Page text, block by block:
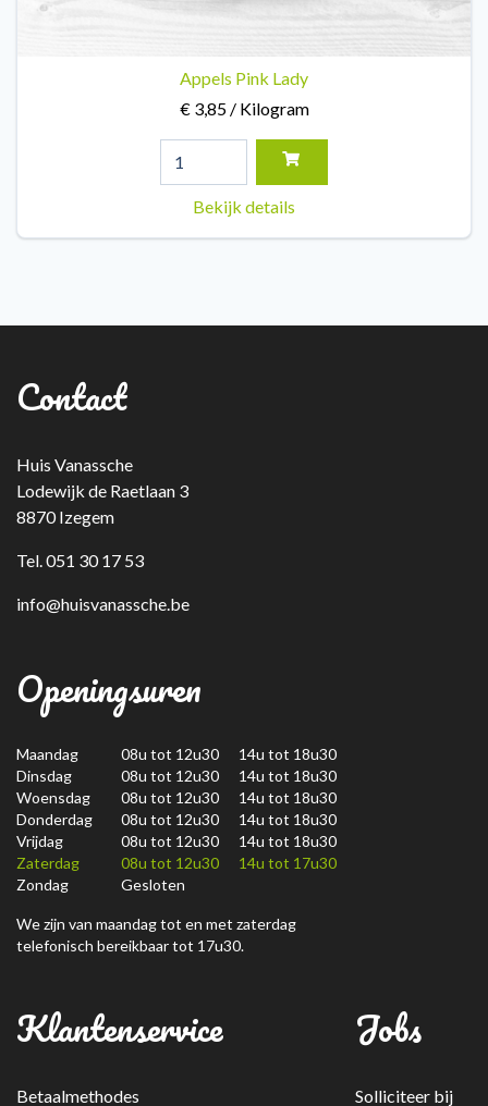
Appels Pink Lady
€ 3,85 / Kilogram
Bekijk details
Contact
Huis Vanassche
Lodewijk de Raetlaan 3
8870 Izegem
Tel. 051 30 17 53
info@huisvanassche.be
Openingsuren
Maandag
08u tot 12u30 14u tot 18u30
Dinsdag
08u tot 12u30 14u tot 18u30
Woensdag
08u tot 12u30 14u tot 18u30
Donderdag
08u tot 12u30 14u tot 18u30
Vrijdag
08u tot 12u30 14u tot 18u30
Zaterdag
08u tot 12u30 14u tot 17u30
Zondag
Gesloten
We zijn van maandag tot en met zaterdag
telefonisch bereikbaar tot 17u30.
Klantenservice
Betaalmethodes
Jobs
Solliciteer bij